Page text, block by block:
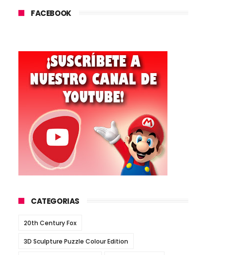
FACEBOOK
CATEGORIAS
20th Century Fox
3D Sculpture Puzzle Colour Edition